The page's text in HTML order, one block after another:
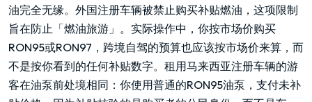
油完全无缘。外国注册车辆被禁止购买补贴燃油，这项限制
旨在防止「燃油旅游」。实际操作中，你按市场价购买
RON95或RON97，跨境自驾的预算也应该按市场价来算，而
不是按你看到的任何补贴数字。租用马来西亚注册车辆的游
客在油泵前处境相同：你使用普通的RON95油泵，支付未补